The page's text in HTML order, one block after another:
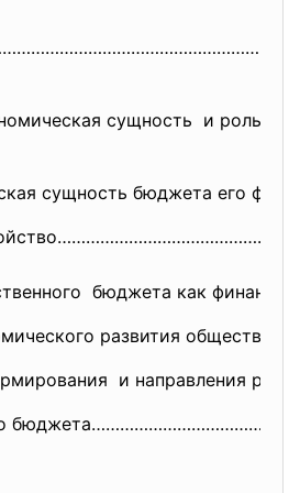
сущность и роль
сущность бюджета его
бюджета как
развития
и направления